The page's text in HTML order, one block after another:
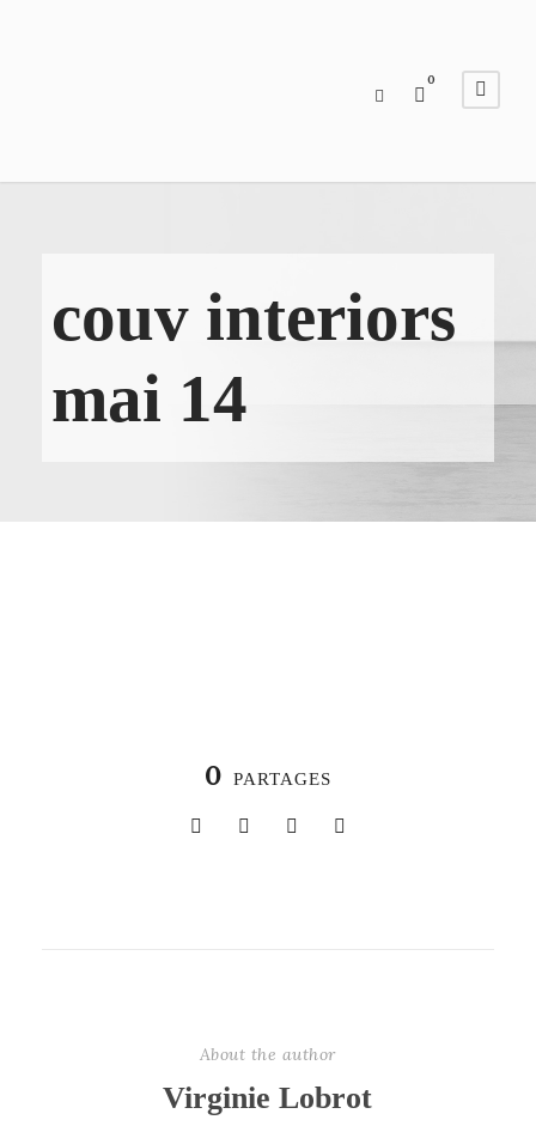
0
couv interiors
mai 14
0 PARTAGES
About the author
Virginie Lobrot